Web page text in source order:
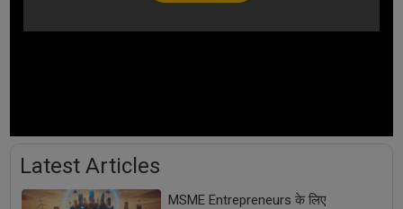
Latest Articles
MSME Entrepreneurs के लिए